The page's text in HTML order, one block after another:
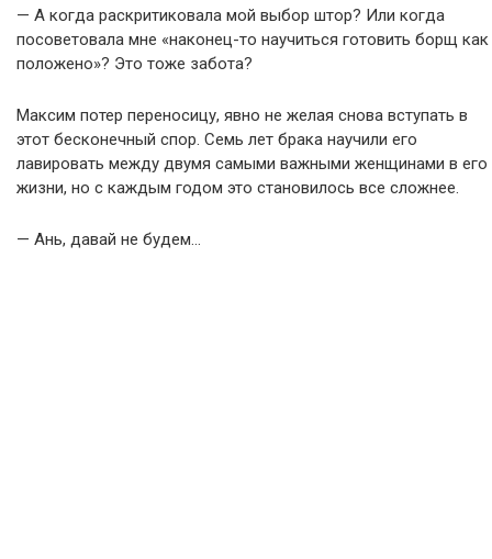
— А когда раскритиковала мой выбор штор? Или когда
посоветовала мне «наконец-то научиться готовить борщ как
положено»? Это тоже забота?
Максим потер переносицу, явно не желая снова вступать в
этот бесконечный спор. Семь лет брака научили его
лавировать между двумя самыми важными женщинами в его
жизни, но с каждым годом это становилось все сложнее.
— Ань, давай не будем…